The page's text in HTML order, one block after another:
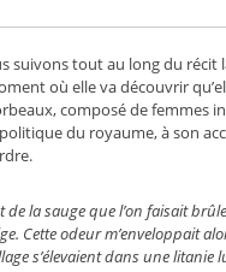
suivons tout au long du récit
où elle va découvrir
composé de femmes
du royaume, à son
la sauge que l’on faisait
Cette odeur m’enveloppait
s’élevaient dans une litanie